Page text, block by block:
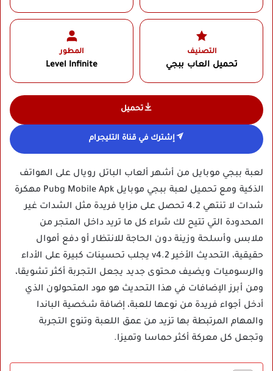
التصنيف
تحميل العاب ببجي
المطور
Level Infinite‏
تحميل
إشترك في قناة التليجرام
لعبة ببجي موبايل من أشهر ألعاب الباتل رويال على الهواتف
الذكية ومع تحميل لعبة ببجي موبايل Pubg Mobile Apk مهكرة
شدات لا تنتهي 4.2 تحصل على مزايا فريدة مثل الشدات غير
المحدودة التي تتيح لك شراء كل ما تريد داخل المتجر من
ملابس وأسلحة وزينة دون الحاجة للانتظار أو دفع أموال
حقيقية، التحديث الأخير v4.2 يجلب تحسينات كبيرة على الأداء
والرسوميات ويضيف محتوى جديد يجعل التجربة أكثر تشويقا،
ومن أبرز الإضافات في هذا التحديث هو مود المتحولون الذي
أدخل أجواء فريدة من نوعها للعبة، إضافة شخصية الباندا
والمهام المرتبطة بها تزيد من عمق اللعبة وتنوع التجربة
وتجعل كل معركة أكثر حماسا وتميزا.